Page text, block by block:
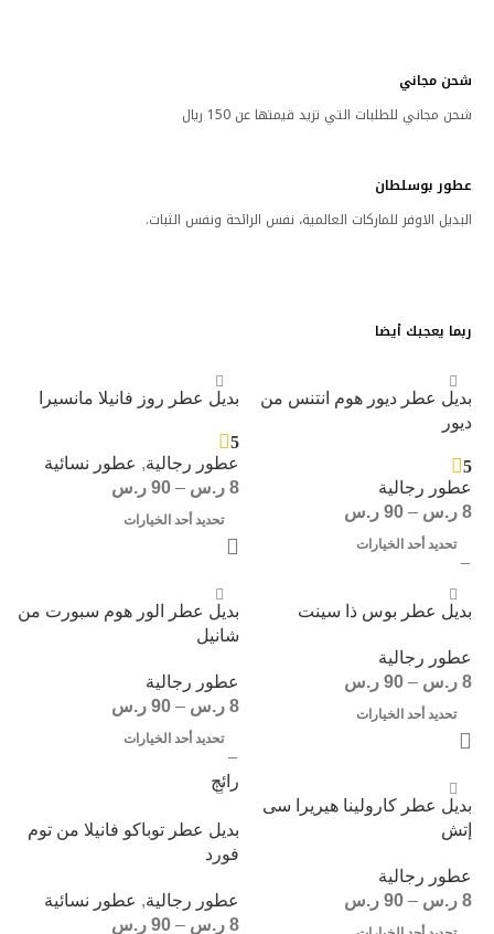
شحن مجاني
شحن مجاني للطلبات التي تزيد قيمتها عن 150 ريال
عطور بوسلطان
البديل الاوفر للماركات العالمية، نفس الرائحة ونفس الثبات.
ربما يعجبك أيضا
بديل عطر ديور هوم انتنس من
ديور
5
عطور رجالية
8 ر.س –
90 ر.س
تحديد أحد الخيارات
بديل عطر روز فانيلا مانسيرا
5
عطور رجالية, عطور نسائية
8 ر.س –
90 ر.س
تحديد أحد الخيارات
بديل عطر بوس ذا سينت
عطور رجالية
8 ر.س –
90 ر.س
تحديد أحد الخيارات
بديل عطر الور هوم سبورت من
شانيل
عطور رجالية
8 ر.س –
90 ر.س
تحديد أحد الخيارات
بديل عطر كارولينا هيريرا سى
إتش
عطور رجالية
8 ر.س –
90 ر.س
رائج
بديل عطر توباكو فانيلا من توم
فورد
عطور رجالية, عطور نسائية
8 ر.س –
90 ر.س